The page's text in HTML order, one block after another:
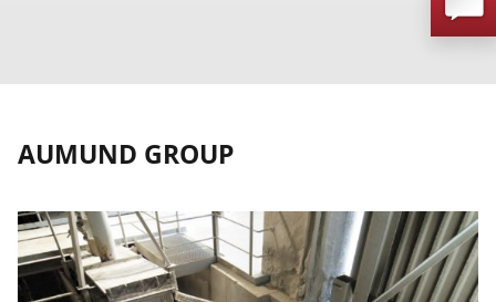
AUMUND GROUP